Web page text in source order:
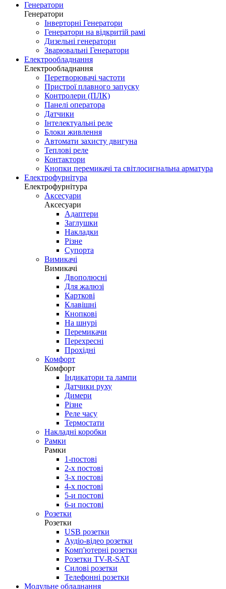
Генератори
Генератори
Інверторні Генератори
Генератори на відкритій рамі
Дизельні генератори
Зварювальні Генератори
Електрообладнання
Електрообладнання
Перетворювачі частоти
Пристрої плавного запуску
Контролери (ПЛК)
Панелі оператора
Датчики
Інтелектуальні реле
Блоки живлення
Автомати захисту двигуна
Теплові реле
Контактори
Кнопки перемикачі та світлосигнальна арматура
Електрофурнітура
Електрофурнітура
Аксесуари
Аксесуари
Адаптери
Заглушки
Накладки
Різне
Супорта
Вимикачі
Вимикачі
Двополюсні
Для жалюзі
Карткові
Клавішні
Кнопкові
На шнурі
Перемикачи
Перехресні
Прохідні
Комфорт
Комфорт
Індикатори та лампи
Датчики руху
Димери
Різне
Реле часу
Термостати
Накладні коробки
Рамки
Рамки
1-постові
2-х постові
3-х постові
4-х постові
5-и постові
6-и постові
Розетки
Розетки
USB розетки
Аудіо-відео розетки
Комп'ютерні розетки
Розетки TV-R-SAT
Силові розетки
Телефонні розетки
Модульне обладнання